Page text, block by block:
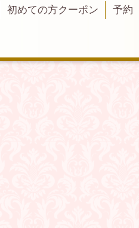
初めての方クーポン 予約